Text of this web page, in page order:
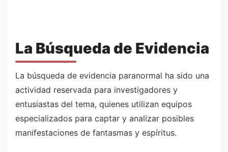
La Búsqueda de Evidencia
La búsqueda de evidencia paranormal ha sido una
actividad reservada para investigadores y
entusiastas del tema, quienes utilizan equipos
especializados para captar y analizar posibles
manifestaciones de fantasmas y espíritus.